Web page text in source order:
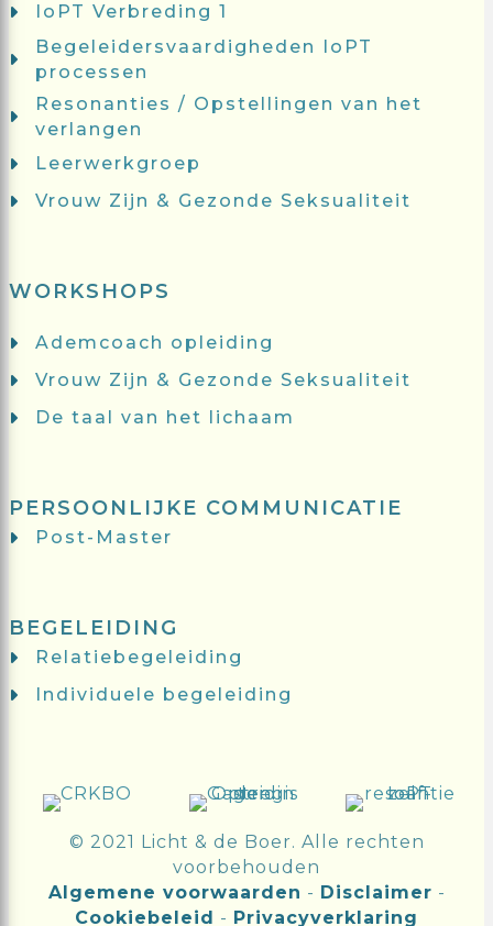
IoPT Verbreding 1
Begeleidersvaardigheden IoPT
processen
Resonanties / Opstellingen van het
verlangen
Leerwerkgroep
Vrouw Zijn & Gezonde Seksualiteit
WORKSHOPS
Ademcoach opleiding
Vrouw Zijn & Gezonde Seksualiteit
De taal van het lichaam
PERSOONLIJKE COMMUNICATIE
Post-Master
BEGELEIDING
Relatiebegeleiding
Individuele begeleiding
© 2021 Licht & de Boer. Alle rechten
voorbehouden
Algemene voorwaarden - Disclaimer -
Cookiebeleid - Privacyverklaring